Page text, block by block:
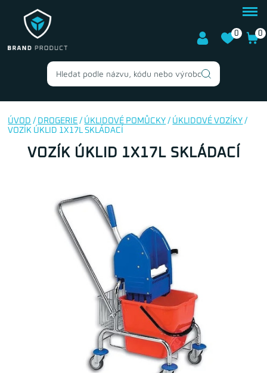
0 0
ÚVOD / DROGERIE / ÚKLIDOVÉ POMŮCKY / ÚKLIDOVÉ VOZÍKY /
VOZÍK ÚKLID 1X17L SKLÁDACÍ
VOZÍK ÚKLID 1X17L SKLÁDACÍ